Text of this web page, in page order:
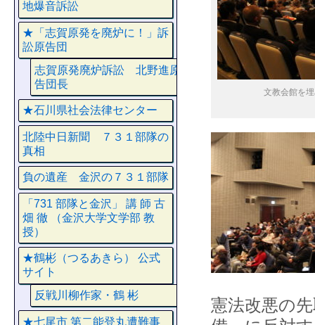
文教会館を
憲法改悪の
地爆音訴訟
★「志賀原発を廃炉に！」訴
訟原告団
志賀原発廃炉訴訟 北野進原
告団長
★石川県社会法律センター
北陸中日新聞 ７３１部隊の
真相
負の遺産 金沢の７３１部隊
「731 部隊と金沢」 講 師 古
畑 徹 （金沢大学文学部 教
授）
★鶴彬（つるあきら） 公式
サイト
反戦川柳作家・鶴 彬
★七尾市 第二能登丸遭難事